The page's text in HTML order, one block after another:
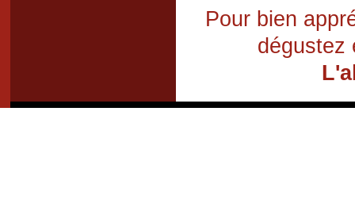
Pour bien
dégustez